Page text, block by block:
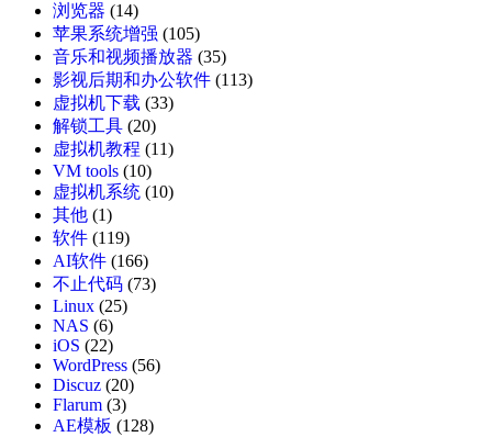
浏览器 (14)
苹果系统增强 (105)
音乐和视频播放器 (35)
影视后期和办公软件 (113)
虚拟机下载 (33)
解锁工具 (20)
虚拟机教程 (11)
VM tools (10)
虚拟机系统 (10)
其他 (1)
软件 (119)
AI软件 (166)
不止代码 (73)
Linux (25)
NAS (6)
iOS (22)
WordPress (56)
Discuz (20)
Flarum (3)
AE模板 (128)